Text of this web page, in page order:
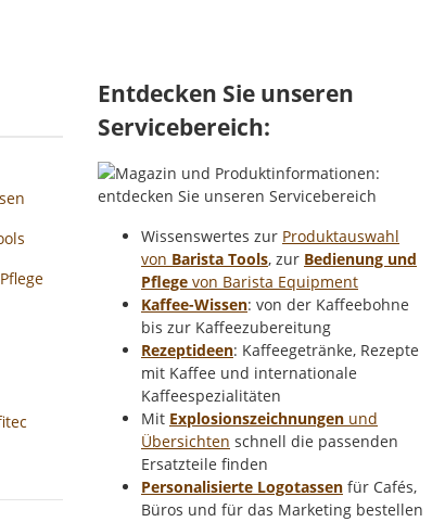
Entdecken Sie unseren
Servicebereich:
Wissenswertes zur Produktauswahl
von Barista Tools, zur Bedienung und
Pflege von Barista Equipment
Kaffee-Wissen: von der Kaffeebohne
bis zur Kaffeezubereitung
Rezeptideen: Kaffeegetränke, Rezepte
mit Kaffee und internationale
Kaffeespezialitäten
Mit Explosionszeichnungen und
Übersichten schnell die passenden
Ersatzteile finden
Personalisierte Logotassen für Cafés,
Büros und für das Marketing bestellen